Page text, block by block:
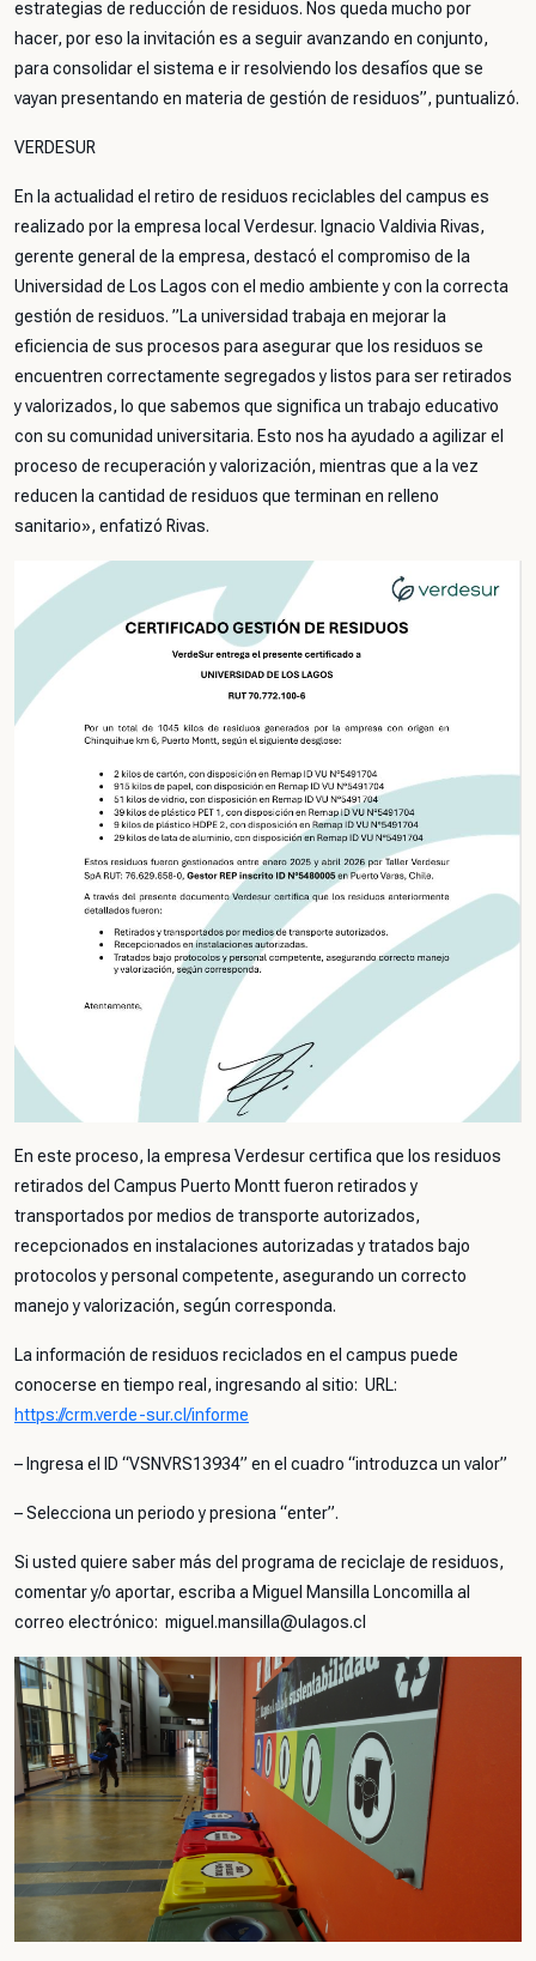
estrategias de reducción de residuos. Nos queda mucho por
hacer, por eso la invitación es a seguir avanzando en conjunto,
para consolidar el sistema e ir resolviendo los desafíos que se
vayan presentando en materia de gestión de residuos”, puntualizó.
VERDESUR
En la actualidad el retiro de residuos reciclables del campus es
realizado por la empresa local Verdesur. Ignacio Valdivia Rivas,
gerente general de la empresa, destacó el compromiso de la
Universidad de Los Lagos con el medio ambiente y con la correcta
gestión de residuos. ”La universidad trabaja en mejorar la
eficiencia de sus procesos para asegurar que los residuos se
encuentren correctamente segregados y listos para ser retirados
y valorizados, lo que sabemos que significa un trabajo educativo
con su comunidad universitaria. Esto nos ha ayudado a agilizar el
proceso de recuperación y valorización, mientras que a la vez
reducen la cantidad de residuos que terminan en relleno
sanitario», enfatizó Rivas.
En este proceso, la empresa Verdesur certifica que los residuos
retirados del Campus Puerto Montt fueron retirados y
transportados por medios de transporte autorizados,
recepcionados en instalaciones autorizadas y tratados bajo
protocolos y personal competente, asegurando un correcto
manejo y valorización, según corresponda.
La información de residuos reciclados en el campus puede
conocerse en tiempo real, ingresando al sitio: URL:
https://crm.verde-sur.cl/informe
– Ingresa el ID “VSNVRS13934” en el cuadro “introduzca un valor”
– Selecciona un periodo y presiona “enter”.
Si usted quiere saber más del programa de reciclaje de residuos,
comentar y/o aportar, escriba a Miguel Mansilla Loncomilla al
correo electrónico: miguel.mansilla@ulagos.cl